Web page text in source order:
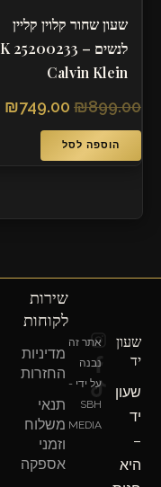
שעון שחור קלוין קליין
לנשים – CK 25200233
Calvin Klein
₪899.00
₪749.00
הוספה לסל
שעון
יד
שעון
יד
היא
I
t
a
m
F
e
k
-
T
t
אתר זה
נבנה
על ידי -
SBH
MEDIA
שירות
לקוחות
מדיניות
החזרות
תנאי
משלוח
וזמני
אספקה